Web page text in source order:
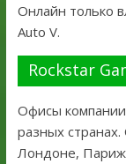
Онлайн только
Auto V.
Rockstar
Офисы
разных
Лондоне,